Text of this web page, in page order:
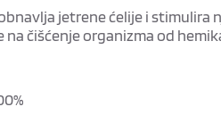
jetrene ćelije i
čišćenje organizma od